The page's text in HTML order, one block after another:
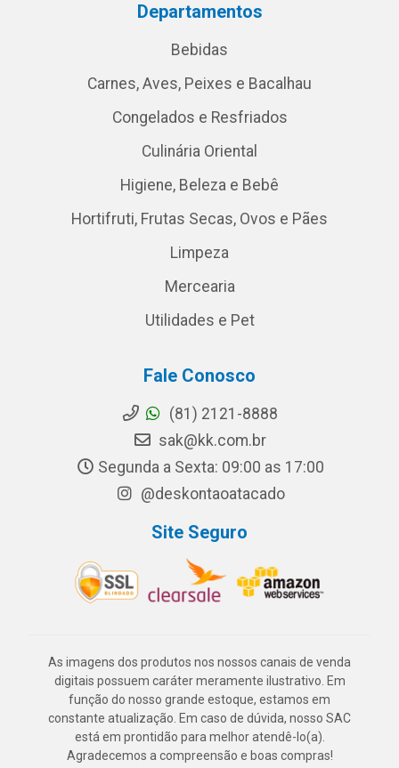
Departamentos
Bebidas
Carnes, Aves, Peixes e Bacalhau
Congelados e Resfriados
Culinária Oriental
Higiene, Beleza e Bebê
Hortifruti, Frutas Secas, Ovos e Pães
Limpeza
Mercearia
Utilidades e Pet
Fale Conosco
(81) 2121-8888
sak@kk.com.br
Segunda a Sexta: 09:00 as 17:00
@deskontaoatacado
Site Seguro
As imagens dos produtos nos nossos canais de venda
digitais possuem caráter meramente ilustrativo. Em
função do nosso grande estoque, estamos em
constante atualização. Em caso de dúvida, nosso SAC
está em prontidão para melhor atendê-lo(a).
Agradecemos a compreensão e boas compras!